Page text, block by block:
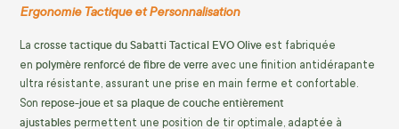
Ergonomie Tactique et Personnalisation
La crosse tactique du Sabatti Tactical EVO Olive est fabriquée
en polymère renforcé de fibre de verre avec une finition antidérapante
ultra résistante, assurant une prise en main ferme et confortable.
Son repose-joue et sa plaque de couche entièrement
ajustables permettent une position de tir optimale, adaptée à